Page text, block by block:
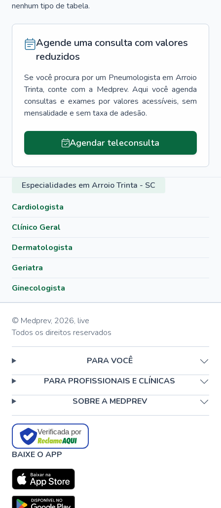
nenhum tipo de tabela.
Agende uma consulta com valores
reduzidos
Se você procura por um Pneumologista em Arroio
Trinta, conte com a Medprev. Aqui você agenda
consultas e exames por valores acessíveis, sem
mensalidade e sem taxa de adesão.
Agendar teleconsulta
Especialidades em Arroio Trinta - SC
Cardiologista
Clínico Geral
Dermatologista
Geriatra
Ginecologista
© Medprev, 2026, live
Todos os direitos reservados
PARA VOCÊ
PARA PROFISSIONAIS E CLÍNICAS
SOBRE A MEDPREV
Verificada por
BAIXE O APP